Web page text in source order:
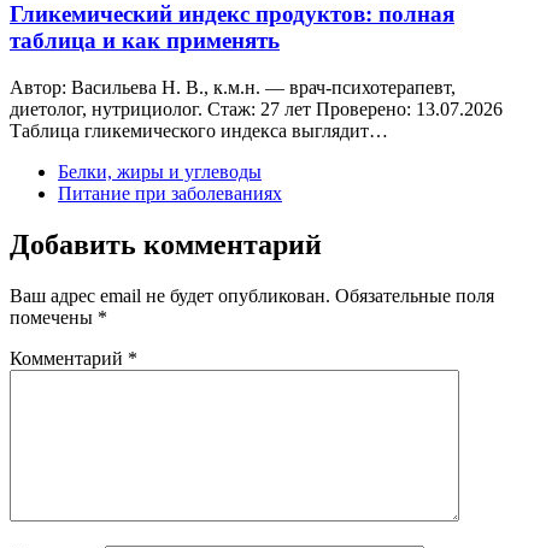
Гликемический индекс продуктов: полная
таблица и как применять
Автор: Васильева Н. В., к.м.н. — врач-психотерапевт,
диетолог, нутрициолог. Стаж: 27 лет Проверено: 13.07.2026
Таблица гликемического индекса выглядит…
Белки, жиры и углеводы
Питание при заболеваниях
Добавить комментарий
Ваш адрес email не будет опубликован. Обязательные поля
помечены *
Комментарий *